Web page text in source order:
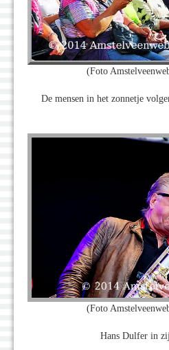
(Foto
De mensen in het zonnetje
(Foto
Hans Dulfer in